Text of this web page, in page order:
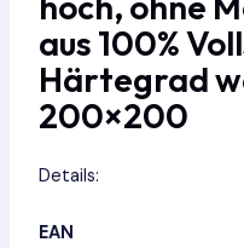
aus 100%
Härtegrad
200×200
Details:
EAN